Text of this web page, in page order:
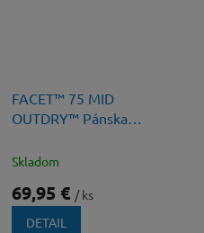
FACET™ 75 MID
OUTDRY™ Pánska
Skladom
69,95 € / ks
DETAIL